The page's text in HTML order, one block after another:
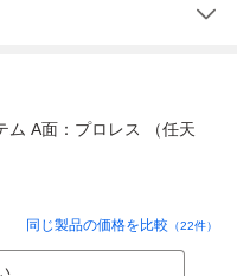
ム A面：プロレス （任天
同じ製品の価格を比較 （22件）